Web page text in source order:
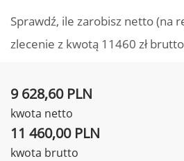
Sprawdź, ile zarobisz netto (na
zlecenie z kwotą 11460 zł
9 628,60 PLN
kwota netto
11 460,00 PLN
kwota brutto